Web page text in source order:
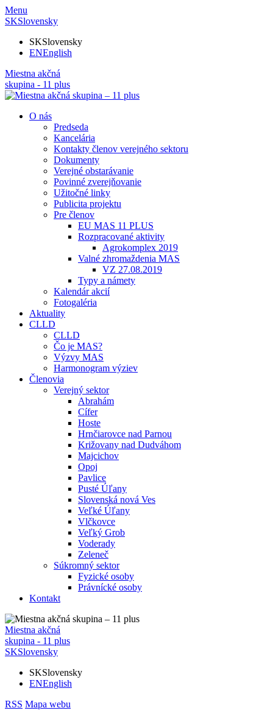
Menu
SKSlovensky
SKSlovensky
ENEnglish
Miestna akčná
skupina - 11 plus
O nás
Predseda
Kancelária
Kontakty členov verejného sektoru
Dokumenty
Verejné obstarávanie
Povinné zverejňovanie
Užitočné linky
Publicita projektu
Pre členov
EU MAS 11 PLUS
Rozpracované aktivity
Agrokomplex 2019
Valné zhromaždenia MAS
VZ 27.08.2019
Typy a námety
Kalendár akcií
Fotogaléria
Aktuality
CLLD
CLLD
Čo je MAS?
Výzvy MAS
Harmonogram výziev
Členovia
Verejný sektor
Abrahám
Cífer
Hoste
Hrnčiarovce nad Parnou
Križovany nad Dudváhom
Majcichov
Opoj
Pavlice
Pusté Úľany
Slovenská nová Ves
Veľké Úľany
Vlčkovce
Veľký Grob
Voderady
Zeleneč
Súkromný sektor
Fyzické osoby
Právnícké osoby
Kontakt
Miestna akčná
skupina - 11 plus
SKSlovensky
SKSlovensky
ENEnglish
RSS Mapa webu